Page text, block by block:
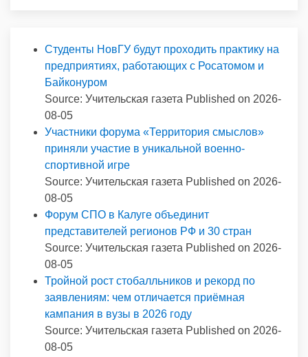
Студенты НовГУ будут проходить практику на
предприятиях, работающих с Росатомом и
Байконуром
Source: Учительская газета Published on 2026-
08-05
Участники форума «Территория смыслов»
приняли участие в уникальной военно-
спортивной игре
Source: Учительская газета Published on 2026-
08-05
Форум СПО в Калуге объединит
представителей регионов РФ и 30 стран
Source: Учительская газета Published on 2026-
08-05
Тройной рост стобалльников и рекорд по
заявлениям: чем отличается приёмная
кампания в вузы в 2026 году
Source: Учительская газета Published on 2026-
08-05